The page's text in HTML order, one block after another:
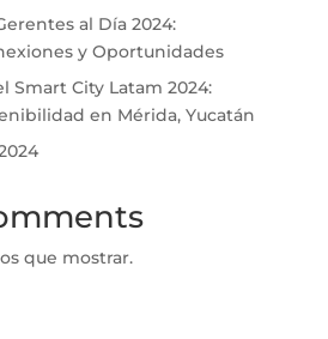
al Día 2024:
y Oportunidades
Smart City Latam 2024:
en Mérida, Yucatán
que mostrar.